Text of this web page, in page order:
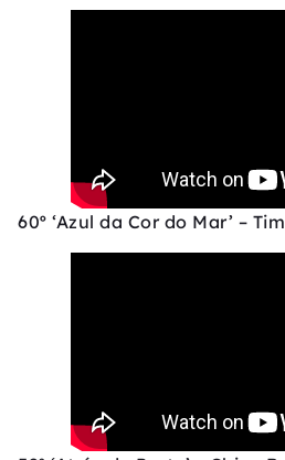
60º ‘Azul da Cor do Mar’ –